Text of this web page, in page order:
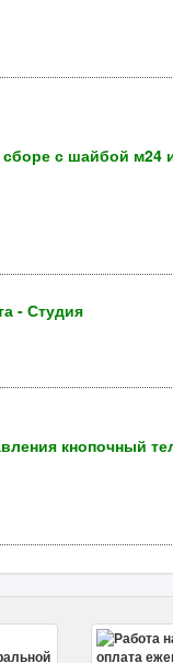
с шайбой м24
- Студия
кнопочный